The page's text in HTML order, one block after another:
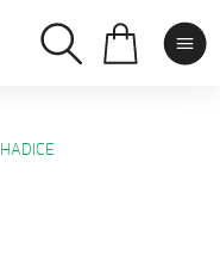
HADICE